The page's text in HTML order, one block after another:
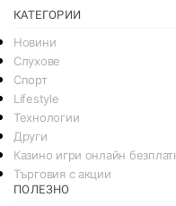
КАТЕГОРИИ
Новини
Слухове
Спорт
Lifestyle
Технологии
Други
Казино игри онлайн
Търговия с акции
ПОЛЕЗНО